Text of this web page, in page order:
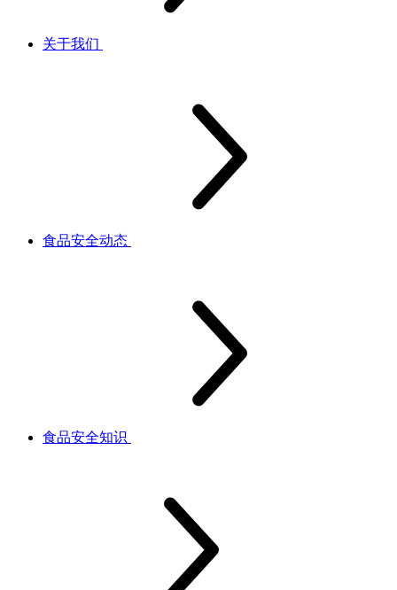
关于我们
食品安全动态
食品安全知识